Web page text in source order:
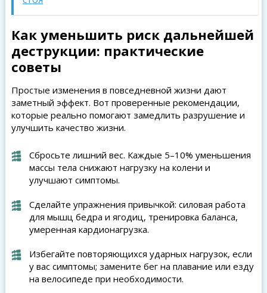
Как уменьшить риск дальнейшей
деструкции: практические
советы
Простые изменения в повседневной жизни дают
заметный эффект. Вот проверенные рекомендации,
которые реально помогают замедлить разрушение и
улучшить качество жизни.
Сбросьте лишний вес. Каждые 5–10% уменьшения
массы тела снижают нагрузку на колени и
улучшают симптомы.
Сделайте упражнения привычкой: силовая работа
для мышц бедра и ягодиц, тренировка баланса,
умеренная кардионагрузка.
Избегайте повторяющихся ударных нагрузок, если
у вас симптомы; замените бег на плавание или езду
на велосипеде при необходимости.